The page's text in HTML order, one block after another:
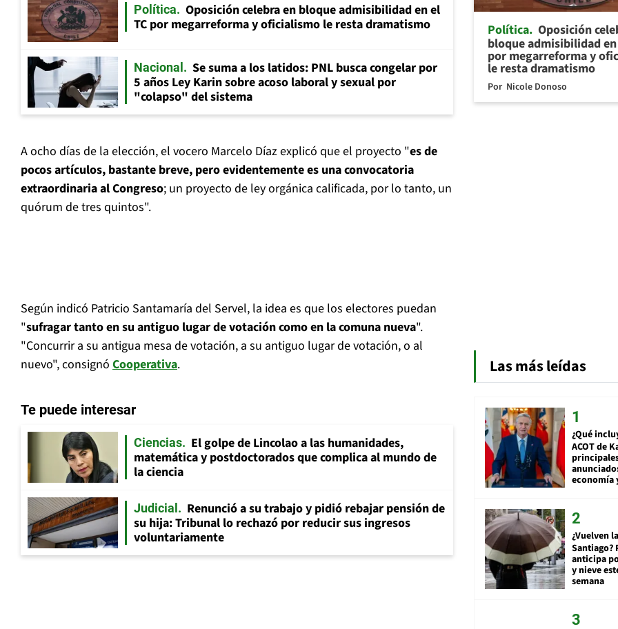
Política
Oposición celebra en bloque admisibilidad en el
TC por megarreforma y oficialismo le resta dramatismo
Nacional
Se suma a los latidos: PNL busca congelar por
5 años Ley Karin sobre acoso laboral y sexual por
"colapso" del sistema
A ocho días de la elección, el vocero Marcelo Díaz explicó que el proyecto "es de
pocos artículos, bastante breve, pero evidentemente es una convocatoria
extraordinaria al Congreso; un proyecto de ley orgánica calificada, por lo tanto, un
quórum de tres quintos".
Según indicó Patricio Santamaría del Servel, la idea es que los electores puedan
"sufragar tanto en su antiguo lugar de votación como en la comuna nueva".
"Concurrir a su antigua mesa de votación, a su antiguo lugar de votación, o al
nuevo", consignó Cooperativa.
Te puede interesar
Ciencias
El golpe de Lincolao a las humanidades,
matemática y postdoctorados que complica al mundo de
la ciencia
Judicial
Renunció a su trabajo y pidió rebajar pensión de
su hija: Tribunal lo rechazó por reducir sus ingresos
voluntariamente
Política Oposición
bloque admisibilidad en
por megarreforma y
le resta dramatismo
Por Nicole Donoso
Las más leídas
¿Qué
ACOT de
economía
¿Vuelven
Santiago?
anticipa
y nieve
semana